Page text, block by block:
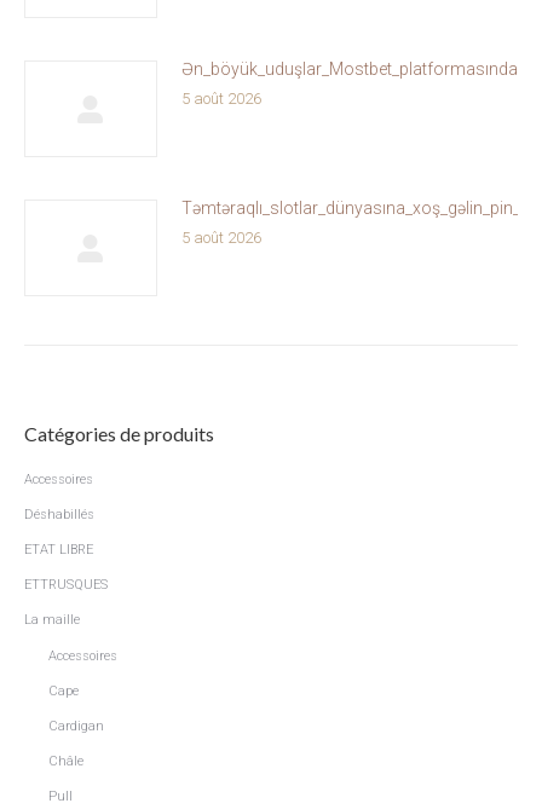
5 août 2026
5 août 2026
Catégories de produits
Accessoires
Déshabillés
ETAT LIBRE
ETTRUSQUES
La maille
Accessoires
Cape
Cardigan
Châle
Pull